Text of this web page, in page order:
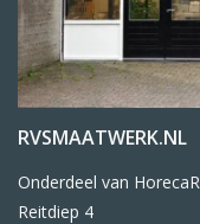
RVSMAATWERK.NL
Onderdeel van
Reitdiep 4